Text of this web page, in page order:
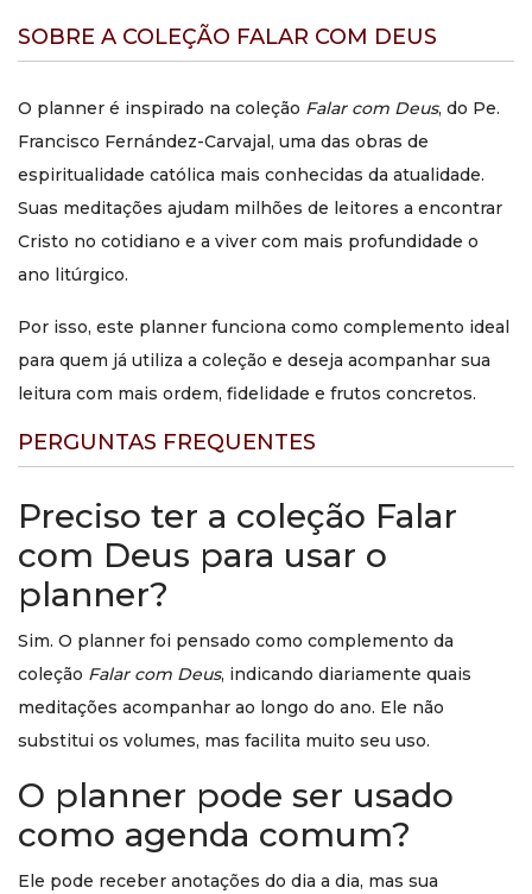
SOBRE A COLEÇÃO FALAR COM DEUS
O planner é inspirado na coleção Falar com Deus, do Pe.
Francisco Fernández-Carvajal, uma das obras de
espiritualidade católica mais conhecidas da atualidade.
Suas meditações ajudam milhões de leitores a encontrar
Cristo no cotidiano e a viver com mais profundidade o
ano litúrgico.
Por isso, este planner funciona como complemento ideal
para quem já utiliza a coleção e deseja acompanhar sua
leitura com mais ordem, fidelidade e frutos concretos.
PERGUNTAS FREQUENTES
Preciso ter a coleção Falar
com Deus para usar o
planner?
Sim. O planner foi pensado como complemento da
coleção Falar com Deus, indicando diariamente quais
meditações acompanhar ao longo do ano. Ele não
substitui os volumes, mas facilita muito seu uso.
O planner pode ser usado
como agenda comum?
Ele pode receber anotações do dia a dia, mas sua